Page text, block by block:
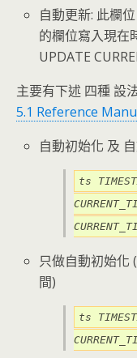
自動更新: 此欄
的欄位寫入現在
UPDATE
主要有下述 四種 設
5.1 Reference
自動初始化 及
ts
只做自動初始化
間)
ts